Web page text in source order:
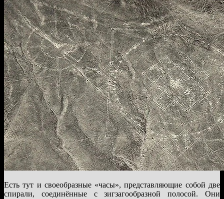
Есть тут и своеобразные «часы», представляющие собой две
спирали, соединённые с зигзагообразной полосой. Они